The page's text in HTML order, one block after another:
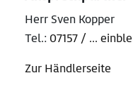
Herr Sven Kopper
Tel.: 07157 / ...
Zur Händlerseite